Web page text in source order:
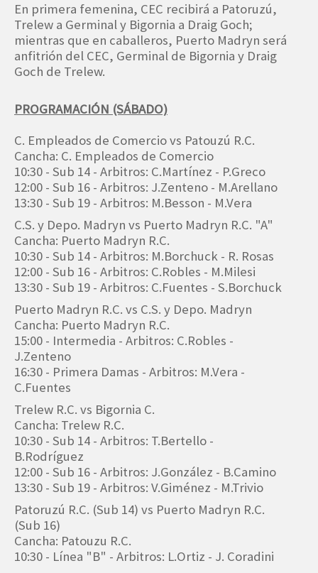
En primera femenina, CEC recibirá a Patoruzú,
Trelew a Germinal y Bigornia a Draig Goch;
mientras que en caballeros, Puerto Madryn será
anfitrión del CEC, Germinal de Bigornia y Draig
Goch de Trelew.
PROGRAMACIÓN (SÁBADO)
C. Empleados de Comercio vs Patouzú R.C.
Cancha: C. Empleados de Comercio
10:30 - Sub 14 - Arbitros: C.Martínez - P.Greco
12:00 - Sub 16 - Arbitros: J.Zenteno - M.Arellano
13:30 - Sub 19 - Arbitros: M.Besson - M.Vera
C.S. y Depo. Madryn vs Puerto Madryn R.C. "A"
Cancha: Puerto Madryn R.C.
10:30 - Sub 14 - Arbitros: M.Borchuck - R. Rosas
12:00 - Sub 16 - Arbitros: C.Robles - M.Milesi
13:30 - Sub 19 - Arbitros: C.Fuentes - S.Borchuck
Puerto Madryn R.C. vs C.S. y Depo. Madryn
Cancha: Puerto Madryn R.C.
15:00 - Intermedia - Arbitros: C.Robles -
J.Zenteno
16:30 - Primera Damas - Arbitros: M.Vera -
C.Fuentes
Trelew R.C. vs Bigornia C.
Cancha: Trelew R.C.
10:30 - Sub 14 - Arbitros: T.Bertello -
B.Rodríguez
12:00 - Sub 16 - Arbitros: J.González - B.Camino
13:30 - Sub 19 - Arbitros: V.Giménez - M.Trivio
Patoruzú R.C. (Sub 14) vs Puerto Madryn R.C.
(Sub 16)
Cancha: Patouzu R.C.
10:30 - Línea "B" - Arbitros: L.Ortiz - J. Coradini